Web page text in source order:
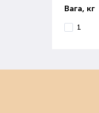
Вага, кг
1